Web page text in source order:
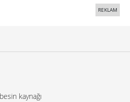
REKLAM
kaynağı